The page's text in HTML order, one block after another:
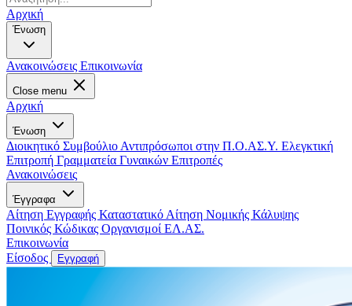
Αρχική
Ένωση
Ανακοινώσεις Επικοινωνία
Close menu
Αρχική
Ένωση
Διοικητικό Συμβούλιο Αντιπρόσωποι στην Π.Ο.ΑΣ.Υ. Ελεγκτική
Επιτροπή Γραμματεία Γυναικών Επιτροπές
Ανακοινώσεις
Έγγραφα
Αίτηση Εγγραφής Καταστατικό Αίτηση Νομικής Κάλυψης
Ποινικός Κώδικας Οργανισμοί ΕΛ.ΑΣ.
Επικοινωνία
Είσοδος
Εγγραφή